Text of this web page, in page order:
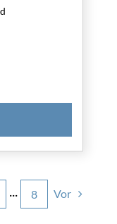
··· 8 Vor